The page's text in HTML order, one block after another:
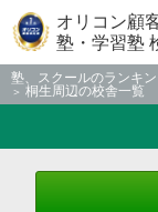
オリコン顧
塾・学習塾
塾、スクールのランキ
桐生周辺の校舎一覧